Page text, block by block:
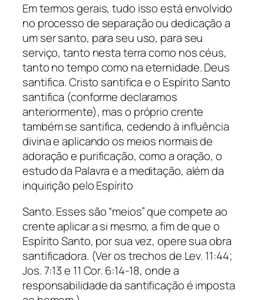
Em termos gerais, tudo isso está envolvido
no processo de separação ou dedicação a
um ser santo, para seu uso, para seu
serviço, tanto nesta terra como nos céus,
tanto no tempo como na eternidade. Deus
santifica. Cristo santifica e o Espírito Santo
santifica (conforme declaramos
anteriormente), mas o próprio crente
também se santifica, cedendo à influência
divina e aplicando os meios normais de
adoração e purificação, como a oração, o
estudo da Palavra e a meditação, além da
inquirição pelo Espírito
Santo. Esses são “meios” que compete ao
crente aplicar a si mesmo, a fim de que o
Espírito Santo, por sua vez, opere sua obra
santificadora. (Ver os trechos de Lev. 11:44;
Jos. 7:13 e 11 Cor. 6:14-18, onde a
responsabilidade da santificação é imposta